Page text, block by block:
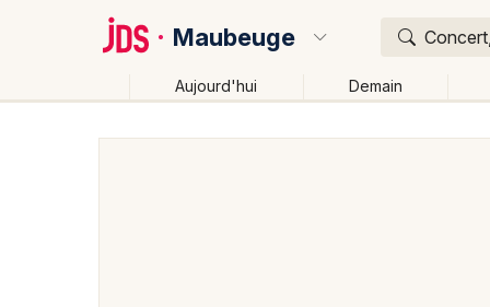
Maubeuge
Aujourd'hui Demain